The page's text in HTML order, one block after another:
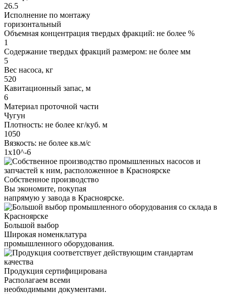
26.5
Исполнение по монтажу
горизонтальный
Объемная концентрация твердых фракций: не более %
1
Содержание твердых фракций размером: не более мм
5
Вес насоса, кг
520
Кавитационный запас, м
6
Материал проточной части
Чугун
Плотность: не более кг/куб. м
1050
Вязкость: не более кв.м/с
1х10^-6
Собственное производство
Вы экономите, покупая
напрямую у завода в Красноярске.
Большой выбор
Широкая номенклатура
промышленного оборудования.
Продукция сертифицирована
Располагаем всеми
необходимыми документами.